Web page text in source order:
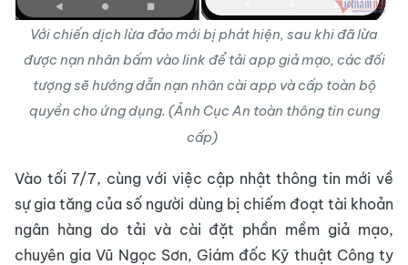
Với chiến dịch lừa đảo mới bị phát hiện, sau khi đã lừa
được nạn nhân bấm vào link để tải app giả mạo, các đối
tượng sẽ hướng dẫn nạn nhân cài app và cấp toàn bộ
quyền cho ứng dụng. (Ảnh Cục An toàn thông tin cung
cấp)
Vào tối 7/7, cùng với việc cập nhật thông tin mới về
sự gia tăng của số người dùng bị chiếm đoạt tài khoản
ngân hàng do tải và cài đặt phần mềm giả mạo,
chuyên gia Vũ Ngọc Sơn, Giám đốc Kỹ thuật Công ty